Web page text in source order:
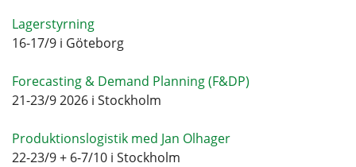
Lagerstyrning
16-17/9 i Göteborg
Forecasting & Demand Planning (F&DP)
21-23/9 2026 i Stockholm
Produktionslogistik med Jan Olhager
22-23/9 + 6-7/10 i Stockholm